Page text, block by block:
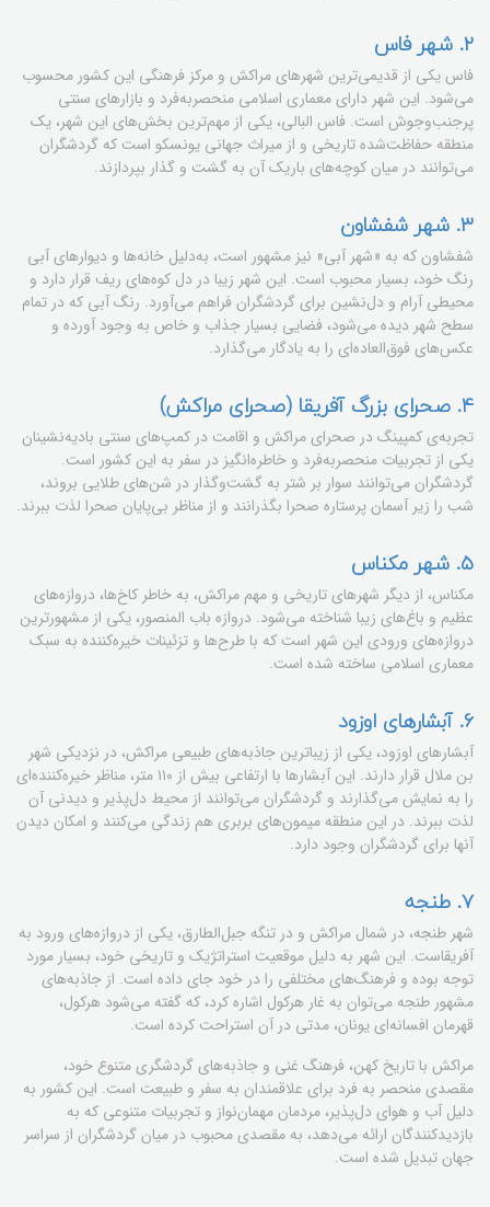
۲. شهر فاس
فاس یکی از قدیمی‌ترین شهرهای مراکش و مرکز فرهنگی این کشور محسوب
می‌شود. این شهر دارای معماری اسلامی منحصربه‌فرد و بازارهای سنتی
پرجنب‌وجوش است. فاس البالی، یکی از مهم‌ترین بخش‌های این شهر، یک
منطقه حفاظت‌شده تاریخی و از میراث جهانی یونسکو است که گردشگران
می‌توانند در میان کوچه‌های باریک آن به گشت و گذار بپردازند.
۳. شهر شفشاون
شفشاون که به «شهر آبی» نیز مشهور است، به‌دلیل خانه‌ها و دیوارهای آبی
رنگ خود، بسیار محبوب است. این شهر زیبا در دل کوه‌های ریف قرار دارد و
محیطی آرام و دل‌نشین برای گردشگران فراهم می‌آورد. رنگ آبی که در تمام
سطح شهر دیده می‌شود، فضایی بسیار جذاب و خاص به وجود آورده و
عکس‌های فوق‌العاده‌ای را به یادگار می‌گذارد.
۴. صحرای بزرگ آفریقا (صحرای مراکش)
تجربه‌ی کمپینگ در صحرای مراکش و اقامت در کمپ‌های سنتی بادیه‌نشینان
یکی از تجربیات منحصربه‌فرد و خاطره‌انگیز در سفر به این کشور است.
گردشگران می‌توانند سوار بر شتر به گشت‌وگذار در شن‌های طلایی بروند،
شب را زیر آسمان پرستاره صحرا بگذرانند و از مناظر بی‌پایان صحرا لذت ببرند.
۵. شهر مکناس
مکناس، از دیگر شهرهای تاریخی و مهم مراکش، به خاطر کاخ‌ها، دروازه‌های
عظیم و باغ‌های زیبا شناخته می‌شود. دروازه باب المنصور، یکی از مشهورترین
دروازه‌های ورودی این شهر است که با طرح‌ها و تزئینات خیره‌کننده به سبک
معماری اسلامی ساخته شده است.
۶. آبشارهای اوزود
آبشارهای اوزود، یکی از زیباترین جاذبه‌های طبیعی مراکش، در نزدیکی شهر
بن ملال قرار دارند. این آبشارها با ارتفاعی بیش از ۱۱۰ متر، مناظر خیره‌کننده‌ای
را به نمایش می‌گذارند و گردشگران می‌توانند از محیط دل‌پذیر و دیدنی آن
لذت ببرند. در این منطقه میمون‌های بربری هم زندگی می‌کنند و امکان دیدن
آنها برای گردشگران وجود دارد.
۷. طنجه
شهر طنجه، در شمال مراکش و در تنگه جبل‌الطارق، یکی از دروازه‌های ورود به
آفریقاست. این شهر به دلیل موقعیت استراتژیک و تاریخی خود، بسیار مورد
توجه بوده و فرهنگ‌های مختلفی را در خود جای داده است. از جاذبه‌های
مشهور طنجه می‌توان به غار هرکول اشاره کرد، که گفته می‌شود هرکول،
قهرمان افسانه‌ای یونان، مدتی در آن استراحت کرده است.
مراکش با تاریخ کهن، فرهنگ غنی و جاذبه‌های گردشگری متنوع خود،
مقصدی منحصر به فرد برای علاقمندان به سفر و طبیعت است. این کشور به
دلیل آب و هوای دل‌پذیر، مردمان مهمان‌نواز و تجربیات متنوعی که به
بازدیدکنندگان ارائه می‌دهد، به مقصدی محبوب در میان گردشگران از سراسر
جهان تبدیل شده است.